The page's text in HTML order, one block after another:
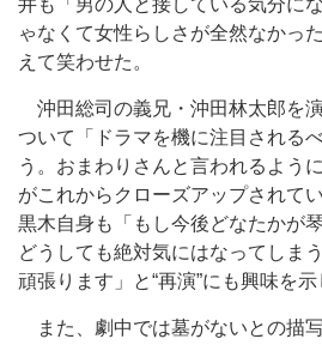
井も「男の人と接している気分に
ゃなくて女性らしさが全然なかっ
えて笑わせた。
沖田総司の義兄・沖田林太郎を
ついて「ドラマを機に注目される
う。おまわりさんと言われるよう
がこれからクローズアップされて
黒木自身も「もし今後どなたかが
どうしても絶対気にはなってしま
頑張ります」と“再演”にも興味を示
また、劇中では墓がないとの描